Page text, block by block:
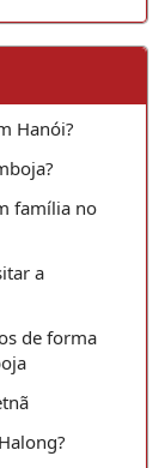
Hanói?
família no
a
de forma